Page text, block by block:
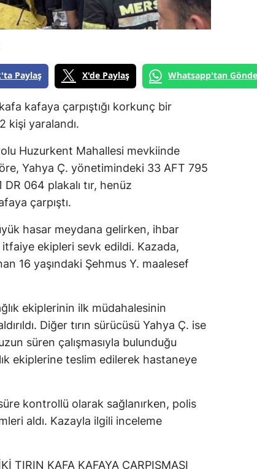
Paylaş X'de Paylaş Whatsapp'tan
kafaya çarpıştığı korkunç bir
kişi yaralandı.
Huzurkent Mahallesi mevkiinde
Yahya Ç. yönetimindeki 33 AFT 795
DR 064 plakalı tır, henüz
çarpıştı.
hasar meydana gelirken, ihbar
ekipleri sevk edildi. Kazada,
16 yaşındaki Şehmus Y. maalesef
ekiplerinin ilk müdahalesinin
Diğer tırın sürücüsü Yahya Ç. ise
süren çalışmasıyla bulunduğu
ekiplerine teslim edilerek hastaneye
kontrollü olarak sağlanırken, polis
aldı. Kazayla ilgili inceleme